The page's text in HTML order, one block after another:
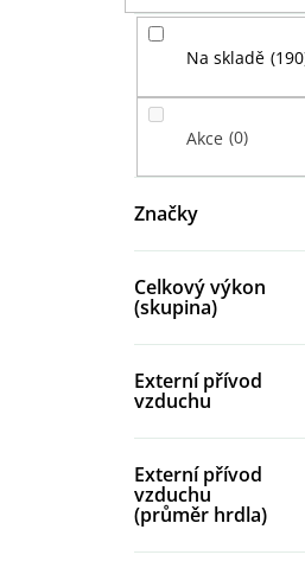
Na skladě 190
Akce 0
Značky
Celkový výkon
(skupina)
Externí přívod
vzduchu
Externí přívod
vzduchu
(průměr hrdla)